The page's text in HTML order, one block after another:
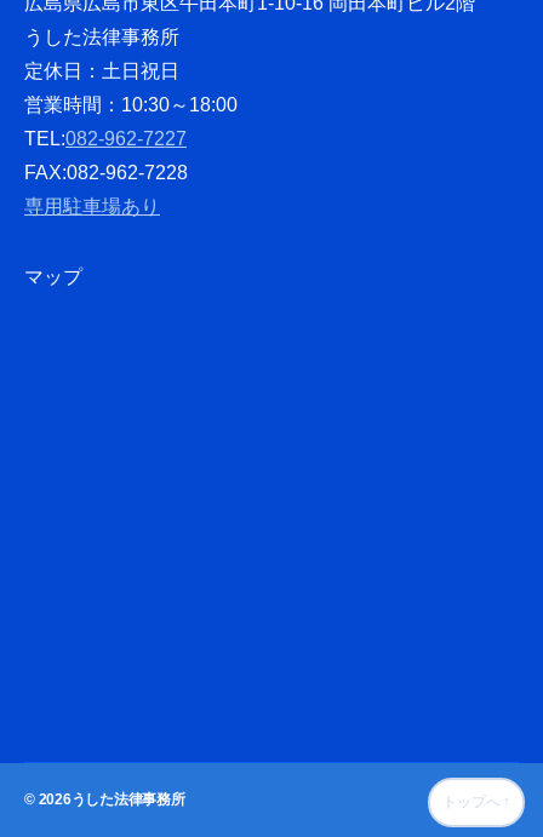
うした法律事務所
定休日：土日祝日
営業時間：10:30～18:00
TEL:082-962-7227
FAX:082-962-7228
専用駐車場あり
マップ
© 2026うした法律事務所 トップへ ↑